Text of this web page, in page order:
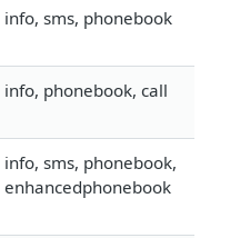
info, sms, phonebook
info, phonebook, call
info, sms, phonebook,
enhancedphonebook